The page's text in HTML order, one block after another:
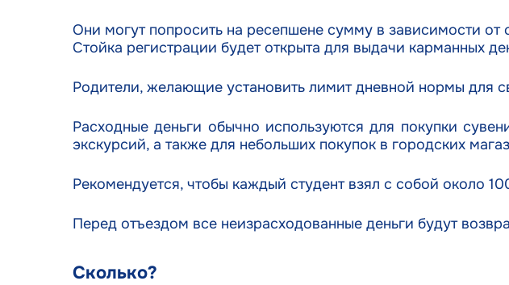
Они могут попросить на ресепшене сумму в зависимости от
Стойка регистрации будет открыта для выдачи карманных
Родители, желающие установить лимит дневной нормы для
Расходные деньги обычно используются для покупки
экскурсий, а также для небольших покупок в городских
Рекомендуется, чтобы каждый студент взял с собой около
Перед отъездом все неизрасходованные деньги будут
Сколько?